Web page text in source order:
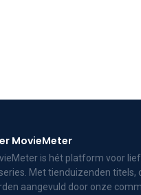
MovieMeter
is hét platform voor
Met tienduizenden titels,
aangevuld door onze